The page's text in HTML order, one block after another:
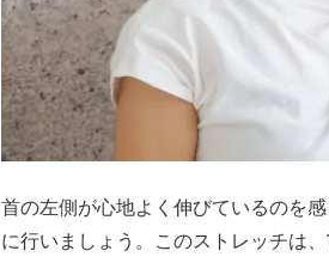
首の左側が心地よく伸びているのを
に行いましょう。このストレッチは、